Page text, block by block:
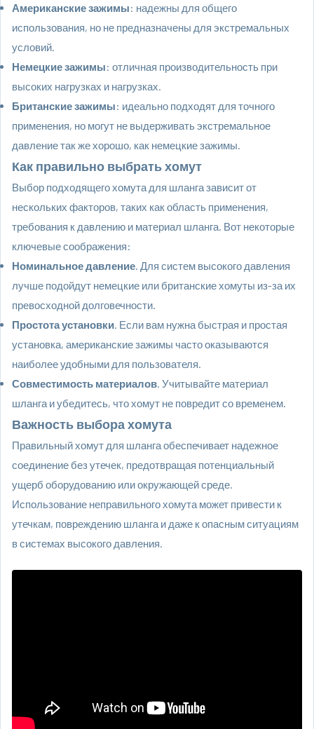
Американские зажимы: надежны для общего
использования, но не предназначены для экстремальных
условий.
Немецкие зажимы: отличная производительность при
высоких нагрузках и нагрузках.
Британские зажимы: идеально подходят для точного
применения, но могут не выдерживать экстремальное
давление так же хорошо, как немецкие зажимы.
Как правильно выбрать хомут
Выбор подходящего хомута для шланга зависит от
нескольких факторов, таких как область применения,
требования к давлению и материал шланга. Вот некоторые
ключевые соображения:
Номинальное давление. Для систем высокого давления
лучше подойдут немецкие или британские хомуты из-за их
превосходной долговечности.
Простота установки. Если вам нужна быстрая и простая
установка, американские зажимы часто оказываются
наиболее удобными для пользователя.
Совместимость материалов. Учитывайте материал
шланга и убедитесь, что хомут не повредит со временем.
Важность выбора хомута
Правильный хомут для шланга обеспечивает надежное
соединение без утечек, предотвращая потенциальный
ущерб оборудованию или окружающей среде.
Использование неправильного хомута может привести к
утечкам, повреждению шланга и даже к опасным ситуациям
в системах высокого давления.